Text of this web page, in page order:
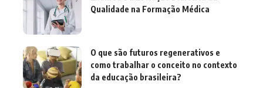
Qualidade na Formação Médica
O que são futuros regenerativos e
como trabalhar o conceito no contexto
da educação brasileira?